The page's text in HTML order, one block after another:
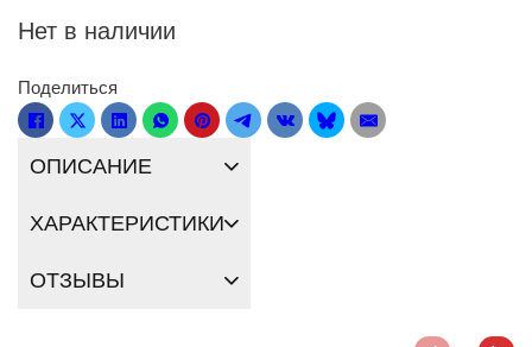
Нет в наличии
Поделиться
ОПИСАНИЕ
ХАРАКТЕРИСТИКИ
ОТЗЫВЫ